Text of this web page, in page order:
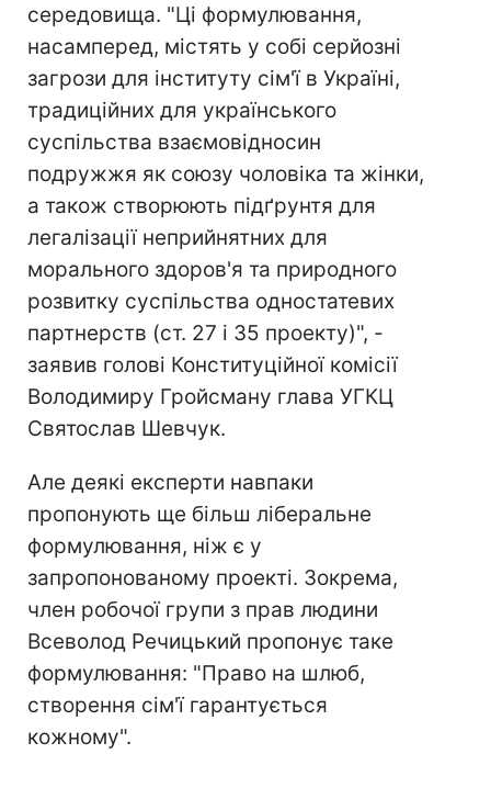
середовища. "Ці формулювання,
насамперед, містять у собі серйозні
загрози для інституту сім'ї в Україні,
традиційних для українського
суспільства взаємовідносин
подружжя як союзу чоловіка та жінки,
а також створюють підґрунтя для
легалізації неприйнятних для
морального здоров'я та природного
розвитку суспільства одностатевих
партнерств (ст. 27 і 35 проекту)", -
заявив голові Конституційної комісії
Володимиру Гройсману глава УГКЦ
Святослав Шевчук.
Але деякі експерти навпаки
пропонують ще більш ліберальне
формулювання, ніж є у
запропонованому проекті. Зокрема,
член робочої групи з прав людини
Всеволод Речицький пропонує таке
формулювання: "Право на шлюб,
створення сім'ї гарантується
кожному".